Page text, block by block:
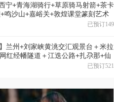
宁+青海湖骑行+草原骑马射箭+茶卡
鸣沙山+嘉峪关+敦煌课堂篆刻艺术
五钻酒店+特邀讲师-28人品质亲子
已预订149
兰州+刘家峡黄洮交汇观景台＋米拉
红经幡隧道＋江迭公路+扎尕那+仙
原+郎木寺+格尔底寺＋纳摩大峡谷
已预订521